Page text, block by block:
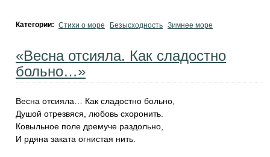
Категории: Стихи о море Безысходность Зимнее море
«Весна отсияла. Как сладостно
больно…»
Весна отсияла… Как сладостно больно,
Душой отрезвяся, любовь схоронить.
Ковыльное поле дремуче раздольно,
И рдяна заката огнистая нить.